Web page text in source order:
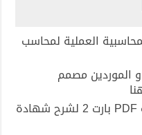
العملية لمحاسب
الموردين مصمم
تحميل كتاب هوك 2020 بصيغة PDF بارت 2 لشرح شهادة